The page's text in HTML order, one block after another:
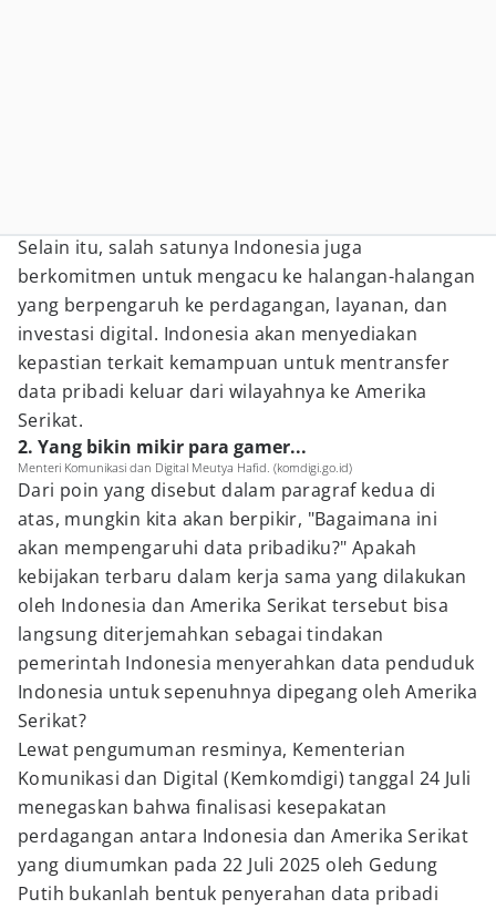
Selain itu, salah satunya Indonesia juga
berkomitmen untuk mengacu ke halangan-halangan
yang berpengaruh ke perdagangan, layanan, dan
investasi digital. Indonesia akan menyediakan
kepastian terkait kemampuan untuk mentransfer
data pribadi keluar dari wilayahnya ke Amerika
Serikat.
2. Yang bikin mikir para gamer...
Menteri Komunikasi dan Digital Meutya Hafid. (komdigi.go.id)
Dari poin yang disebut dalam paragraf kedua di
atas, mungkin kita akan berpikir, "Bagaimana ini
akan mempengaruhi data pribadiku?" Apakah
kebijakan terbaru dalam kerja sama yang dilakukan
oleh Indonesia dan Amerika Serikat tersebut bisa
langsung diterjemahkan sebagai tindakan
pemerintah Indonesia menyerahkan data penduduk
Indonesia untuk sepenuhnya dipegang oleh Amerika
Serikat?
Lewat pengumuman resminya, Kementerian
Komunikasi dan Digital (Kemkomdigi) tanggal 24 Juli
menegaskan bahwa finalisasi kesepakatan
perdagangan antara Indonesia dan Amerika Serikat
yang diumumkan pada 22 Juli 2025 oleh Gedung
Putih bukanlah bentuk penyerahan data pribadi